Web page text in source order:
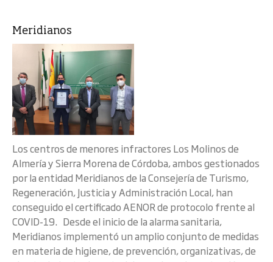
Meridianos
Los centros de menores infractores Los Molinos de
Almería y Sierra Morena de Córdoba, ambos gestionados
por la entidad Meridianos de la Consejería de Turismo,
Regeneración, Justicia y Administración Local, han
conseguido el certificado AENOR de protocolo frente al
COVID-19. Desde el inicio de la alarma sanitaria,
Meridianos implementó un amplio conjunto de medidas
en materia de higiene, de prevención, organizativas, de